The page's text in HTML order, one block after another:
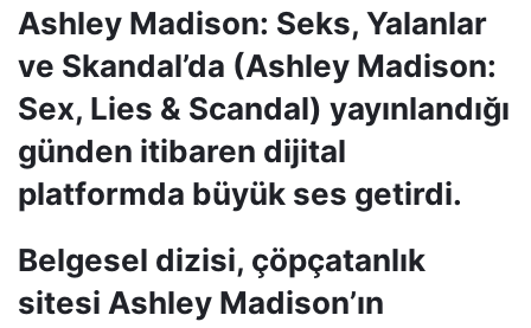
Ashley Madison: Seks, Yalanlar
ve Skandal’da (Ashley Madison:
Sex, Lies & Scandal) yayınlandığı
günden itibaren dijital
platformda büyük ses getirdi.
Belgesel dizisi, çöpçatanlık
sitesi Ashley Madison’ın